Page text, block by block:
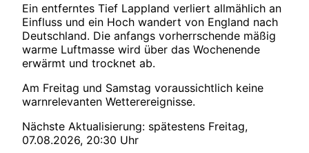
Ein entferntes Tief Lappland verliert allmählich an
Einfluss und ein Hoch wandert von England nach
Deutschland. Die anfangs vorherrschende mäßig
warme Luftmasse wird über das Wochenende
erwärmt und trocknet ab.
Am Freitag und Samstag voraussichtlich keine
warnrelevanten Wetterereignisse.
Nächste Aktualisierung: spätestens Freitag,
07.08.2026, 20:30 Uhr